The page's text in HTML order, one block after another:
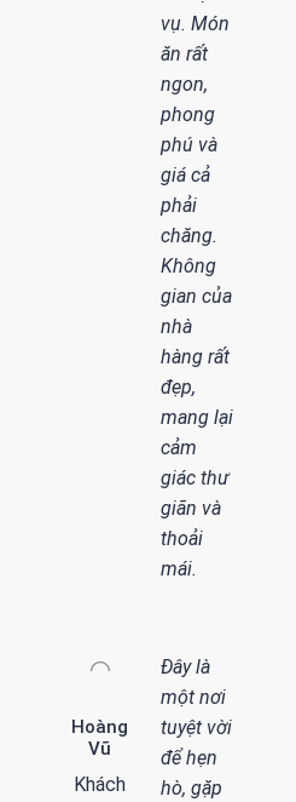
vụ. Món
ăn rất
ngon,
phong
phú và
giá cả
phải
chăng.
Không
gian của
nhà
hàng rất
đẹp,
mang lại
cảm
giác thư
giãn và
thoải
mái.
Hoàng
Vũ
Khách
Đây là
một nơi
tuyệt vời
để hẹn
hò, gặp